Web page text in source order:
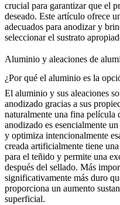
crucial para garantizar que el
deseado. Este artículo ofrece
adecuados para anodizar y
seleccionar el sustrato
Aluminio y aleaciones de
¿Por qué el aluminio es la
El aluminio y sus aleaciones
anodizado gracias a sus
naturalmente una fina
anodizado es esencialmente
y optimiza intencionalmente
creada artificialmente tiene
para el teñido y permite una
después del sellado. Más
significativamente más duro
proporciona un aumento
superficial.